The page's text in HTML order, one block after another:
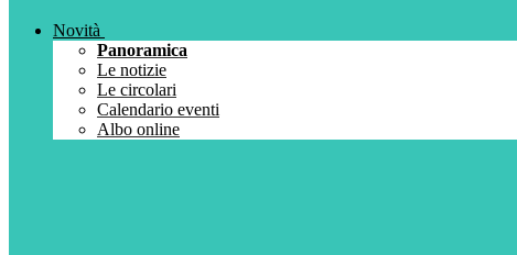
Novità
Panoramica
Le notizie
Le circolari
Calendario eventi
Albo online